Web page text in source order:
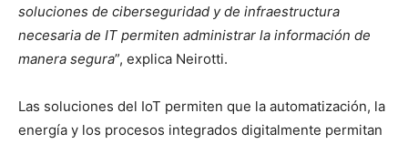
soluciones de ciberseguridad y de infraestructura
necesaria de IT permiten administrar la información de
manera segura”, explica Neirotti.
Las soluciones del IoT permiten que la automatización, la
energía y los procesos integrados digitalmente permitan